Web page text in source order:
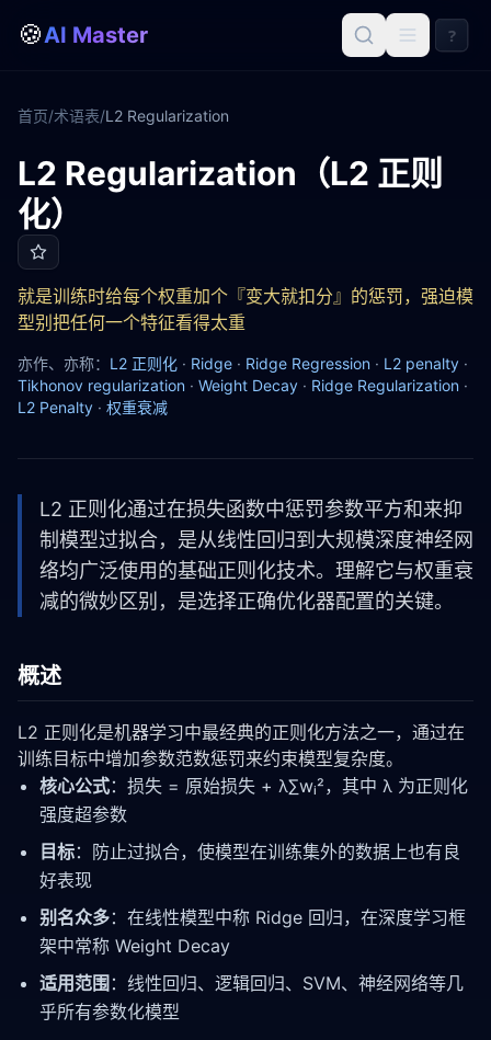
🍪AI Master ?
首页/术语表/L2 Regularization
L2 Regularization（L2 正则
化）
L2 Regularization
就是训练时给每个权重加个『变大就扣分』的惩罚，强迫模
型别把任何一个特征看得太重
亦作、亦称： L2 正则化 · Ridge · Ridge Regression · L2 penalty ·
Tikhonov regularization · Weight Decay · Ridge Regularization ·
L2 Penalty · 权重衰减
L2 正则化通过在损失函数中惩罚参数平方和来抑
制模型过拟合，是从线性回归到大规模深度神经网
络均广泛使用的基础正则化技术。理解它与权重衰
减的微妙区别，是选择正确优化器配置的关键。
概述
L2 正则化是机器学习中最经典的正则化方法之一，通过在
训练目标中增加参数范数惩罚来约束模型复杂度。
核心公式：损失 = 原始损失 + λ∑wᵢ²，其中 λ 为正则化
强度超参数
目标：防止过拟合，使模型在训练集外的数据上也有良
好表现
别名众多：在线性模型中称 Ridge 回归，在深度学习框
架中常称 Weight Decay
适用范围 ：线性回归、逻辑回归、SVM、神经网络等几
乎所有参数化模型